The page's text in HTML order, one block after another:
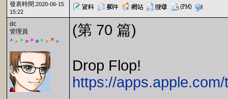
發表時間:2020-06-15
15:22
dc
管理員
(第 70 篇)
Drop Flop!
https://